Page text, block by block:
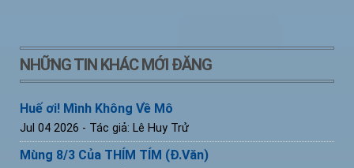
NHỮNG TIN KHÁC MỚI ĐĂNG
Huế ơi! Mình Không Về Mô
Jul 04 2026 - Tác giả: Lê Huy Trử
Mùng 8/3 Của THÍM TÍM (Đ.Văn)